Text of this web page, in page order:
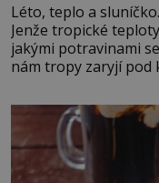
Léto, teplo a
Jenže tropické
jakými potravinami
nám tropy zaryjí pod
blízkosti. Nemusíte
promyšlený